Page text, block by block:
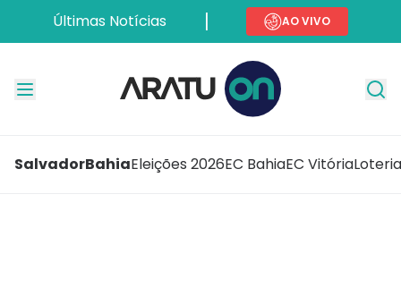
Últimas Notícias AO VIVO
SalvadorBahiaEleições 2026EC BahiaEC Vitória